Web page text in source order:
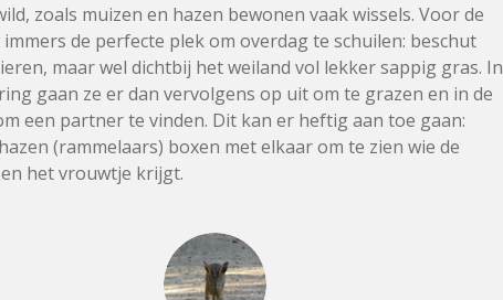
zoals muizen en hazen bewonen vaak wissels. Voor de
immers de perfecte plek om overdag te schuilen: beschut
maar wel dichtbij het weiland vol lekker sappig gras. In
gaan ze er dan vervolgens op uit om te grazen en in de
een partner te vinden. Dit kan er heftig aan toe gaan:
(rammelaars) boxen met elkaar om te zien wie de
het vrouwtje krijgt.